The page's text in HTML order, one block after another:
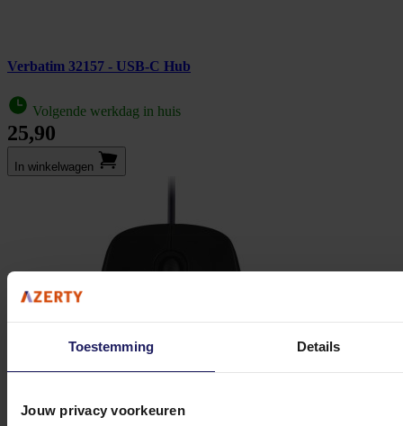
Toestemming Details
Jouw privacy voorkeuren
Verbatim 32157 - USB-C Hub
Volgende werkdag in huis
25,90
In winkel­wagen